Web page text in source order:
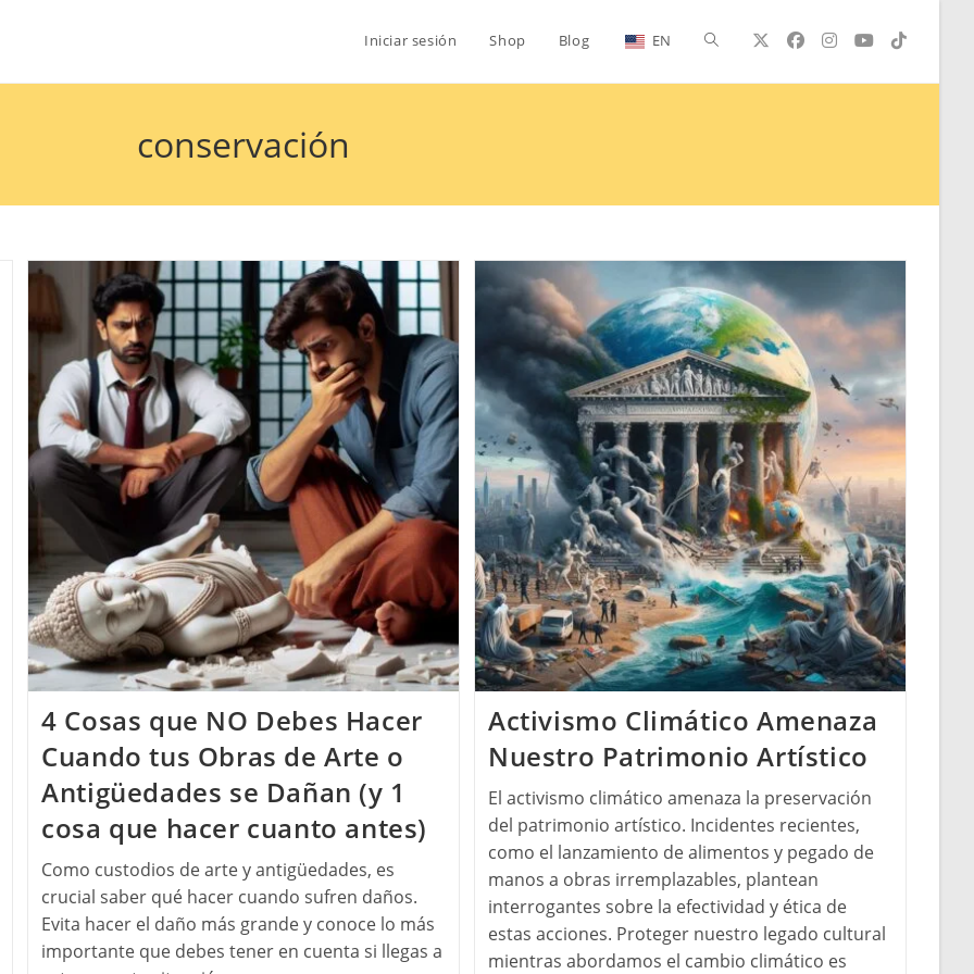
Iniciar sesión Shop Blog EN Alternar
de
la
web
conservación
4 Cosas que NO Debes Hacer
Cuando tus Obras de Arte o
Antigüedades se Dañan (y 1
cosa que hacer cuanto antes)
Como custodios de arte y antigüedades, es
crucial saber qué hacer cuando sufren daños.
Evita hacer el daño más grande y conoce lo más
importante que debes tener en cuenta si llegas a
Activismo Climático Amenaza
Nuestro Patrimonio Artístico
El activismo climático amenaza la preservación
del patrimonio artístico. Incidentes recientes,
como el lanzamiento de alimentos y pegado de
manos a obras irremplazables, plantean
interrogantes sobre la efectividad y ética de
estas acciones. Proteger nuestro legado cultural
mientras abordamos el cambio climático es